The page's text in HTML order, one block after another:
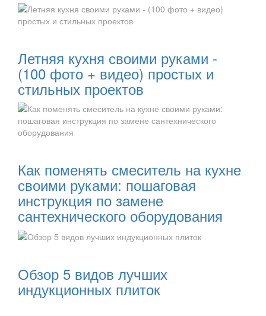
Летняя кухня своими руками -
(100 фото + видео) простых и
стильных проектов
Как поменять смеситель на кухне
своими руками: пошаговая
инструкция по замене
сантехнического оборудования
Обзор 5 видов лучших
индукционных плиток